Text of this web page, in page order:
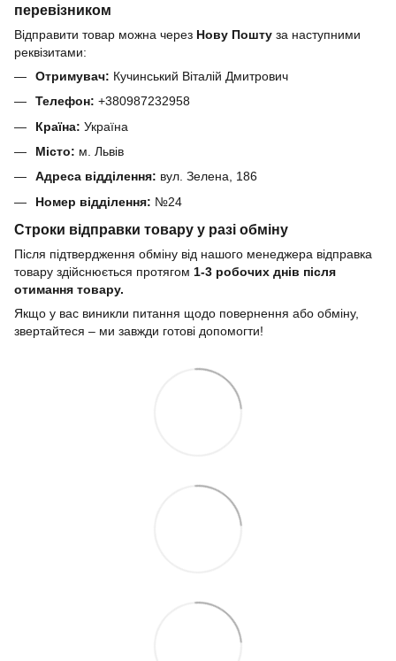
перевізником
Відправити товар можна через Нову Пошту за наступними
реквізитами:
Отримувач: Кучинський Віталій Дмитрович
Телефон: +380987232958
Країна: Україна
Місто: м. Львів
Адреса відділення: вул. Зелена, 186
Номер відділення: №24
Строки відправки товару у разі обміну
Після підтвердження обміну від нашого менеджера відправка
товару здійснюється протягом 1-3 робочих днів після
отимання товару.
Якщо у вас виникли питання щодо повернення або обміну,
звертайтеся – ми завжди готові допомогти!